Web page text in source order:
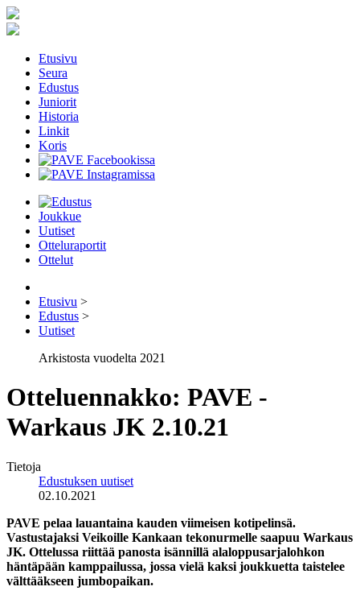
Etusivu
Seura
Edustus
Juniorit
Historia
Linkit
Koris
Joukkue
Uutiset
Otteluraportit
Ottelut
Etusivu >
Edustus >
Uutiset
Arkistosta vuodelta 2021
Otteluennakko: PAVE -
Warkaus JK 2.10.21
Tietoja
Edustuksen uutiset
02.10.2021
PAVE pelaa lauantaina kauden viimeisen kotipelinsä.
Vastustajaksi Veikoille Kankaan tekonurmelle saapuu Warkaus
JK. Ottelussa riittää panosta isännillä alaloppusarjalohkon
häntäpään kamppailussa, jossa vielä kaksi joukkuetta taistelee
välttääkseen jumbopaikan.